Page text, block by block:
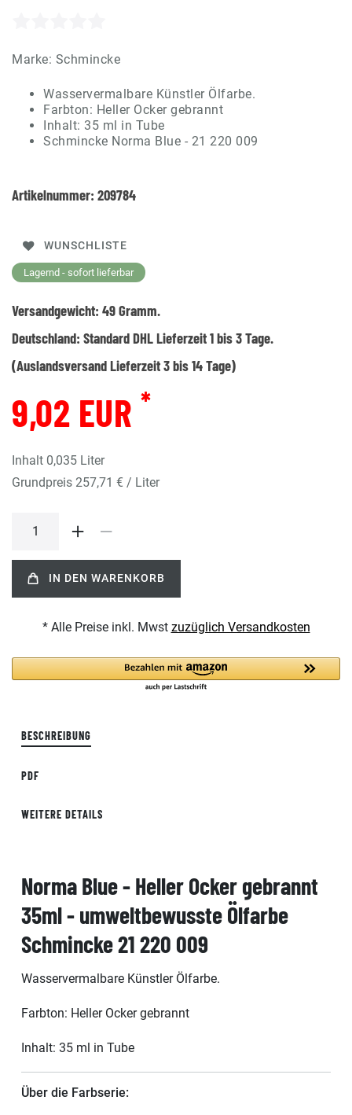
Marke: Schmincke
Wasservermalbare Künstler Ölfarbe.
Farbton: Heller Ocker gebrannt
Inhalt: 35 ml in Tube
Schmincke Norma Blue - 21 220 009
Artikelnummer: 209784
WUNSCHLISTE
Lagernd - sofort lieferbar
Versandgewicht: 49Gramm.
Deutschland: Standard DHL Lieferzeit 1 bis 3 Tage.
(Auslandsversand Lieferzeit 3 bis 14 Tage)
9,02 EUR *
Inhalt 0,035 Liter
Grundpreis 257,71 € / Liter
IN DEN WARENKORB
* Alle Preise inkl. Mwst zuzüglich Versandkosten
BESCHREIBUNG
PDF
WEITERE DETAILS
Norma Blue - Heller Ocker gebrannt
35ml - umweltbewusste Ölfarbe
Schmincke 21 220 009
Wasservermalbare Künstler Ölfarbe.
Farbton: Heller Ocker gebrannt
Inhalt: 35 ml in Tube
Über die Farbserie: